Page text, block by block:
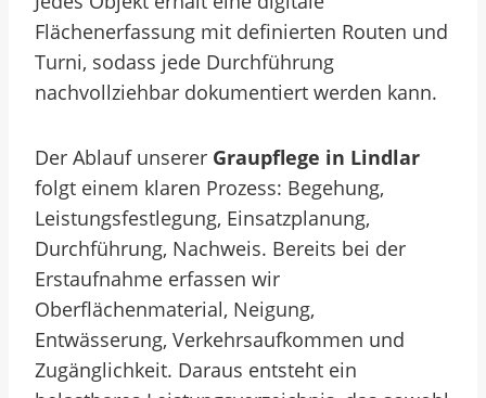
Flächenerfassung mit definierten Routen und
Turni, sodass jede Durchführung
nachvollziehbar dokumentiert werden kann.
Der Ablauf unserer Graupflege in Lindlar
folgt einem klaren Prozess: Begehung,
Leistungsfestlegung, Einsatzplanung,
Durchführung, Nachweis. Bereits bei der
Erstaufnahme erfassen wir
Oberflächenmaterial, Neigung,
Entwässerung, Verkehrsaufkommen und
Zugänglichkeit. Daraus entsteht ein